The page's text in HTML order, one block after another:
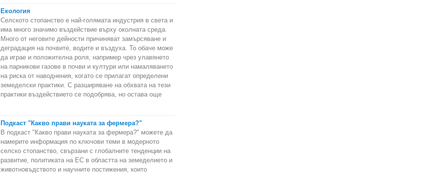
Екология
Селското стопанство е най-голямата индустрия в света и
има много значимо въздействие върху околната среда.
Много от неговите дейности причиняват замърсяване и
деградация на почвите, водите и въздуха. То обаче може
да играе и положителна роля, например чрез улавянето
на парникови газове в почви и култури или намаляването
на риска от наводнения, когато се прилагат определени
земеделски практики. С разширяване на обхвата на тези
практики въздействието се подобрява, но остава още
Подкаст "Какво прави науката за фермера?"
В подкаст "Какво прави науката за фермера?" можете да
намерите информация по ключови теми в модерното
селско стопанство, свързани с глобалните тенденции на
развитие, политиката на ЕС в областта на земеделието и
животновъдството и научните постижения, които